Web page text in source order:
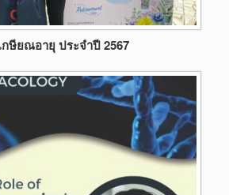
กษียณอายุ ประจำปี 2567